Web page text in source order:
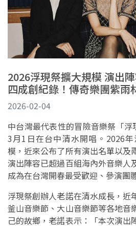
2026浮現祭擴大規模 演出
四成創紀錄！傳奇樂團紫雨
2026-02-04
中台灣最代表性的冒險音樂祭「浮
3月1日在台中清水開唱。2026
模，近來公布了所有演出名單以及
演出陣容已超過百組海內外音樂人
成為在台灣開春最受歡迎、參演團
浮現祭創辦人老諾在清水成長，近
釜山音樂節、大山音樂節等各地音
己的故鄉，老諾表示：「本次演出